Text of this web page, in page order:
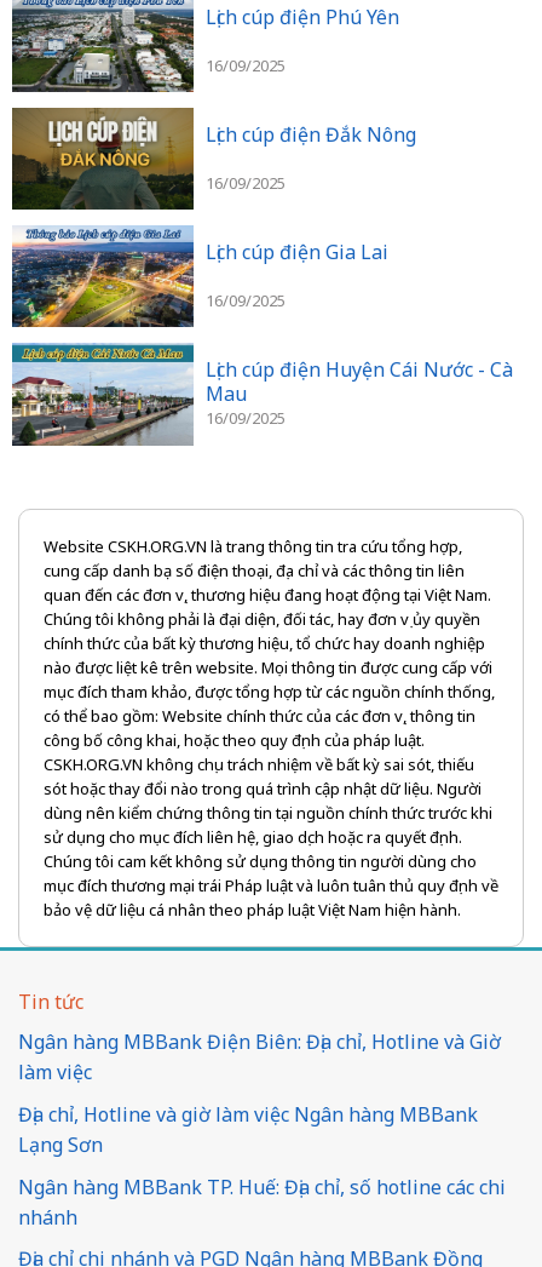
Lịch cúp điện Phú Yên
16/09/2025
Lịch cúp điện Đắk Nông
16/09/2025
Lịch cúp điện Gia Lai
16/09/2025
Lịch cúp điện Huyện Cái Nước - Cà
Mau
16/09/2025
Website CSKH.ORG.VN là trang thông tin tra cứu tổng hợp,
cung cấp danh bạ số điện thoại, địa chỉ và các thông tin liên
quan đến các đơn vị, thương hiệu đang hoạt động tại Việt Nam.
Chúng tôi không phải là đại diện, đối tác, hay đơn vị ủy quyền
chính thức của bất kỳ thương hiệu, tổ chức hay doanh nghiệp
nào được liệt kê trên website. Mọi thông tin được cung cấp với
mục đích tham khảo, được tổng hợp từ các nguồn chính thống,
có thể bao gồm: Website chính thức của các đơn vị, thông tin
công bố công khai, hoặc theo quy định của pháp luật.
CSKH.ORG.VN không chịu trách nhiệm về bất kỳ sai sót, thiếu
sót hoặc thay đổi nào trong quá trình cập nhật dữ liệu. Người
dùng nên kiểm chứng thông tin tại nguồn chính thức trước khi
sử dụng cho mục đích liên hệ, giao dịch hoặc ra quyết định.
Chúng tôi cam kết không sử dụng thông tin người dùng cho
mục đích thương mại trái Pháp luật và luôn tuân thủ quy định về
bảo vệ dữ liệu cá nhân theo pháp luật Việt Nam hiện hành.
Tin tức
Ngân hàng MBBank Điện Biên: Địa chỉ, Hotline và Giờ
làm việc
Địa chỉ, Hotline và giờ làm việc Ngân hàng MBBank
Lạng Sơn
Ngân hàng MBBank TP. Huế: Địa chỉ, số hotline các chi
nhánh
Địa chỉ chi nhánh và PGD Ngân hàng MBBank Đồng